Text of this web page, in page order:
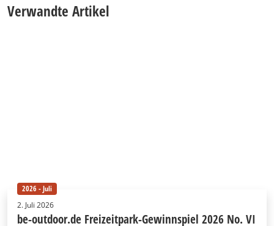
Verwandte Artikel
2026 - Juli
2. Juli 2026
be-outdoor.de Freizeitpark-Gewinnspiel 2026 No. VI